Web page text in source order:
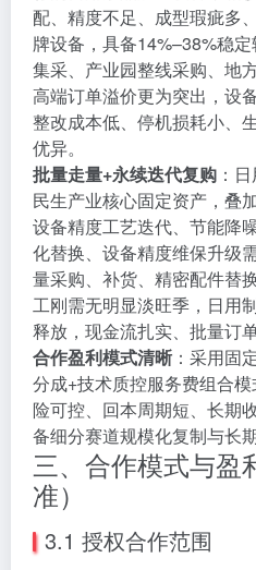
配、精度不足、成型瑕疵多
牌设备，具备14%–38%稳
集采、产业园整线采购、地
高端订单溢价更为突出，设
整改成本低、停机损耗小、
优异。
批量走量+永续迭代复购 ：
民生产业核心固定资产，叠
设备精度工艺迭代、节能降
化替换、设备精度维保升级
量采购、补货、精密配件替
工刚需无明显淡旺季，日用
释放，现金流扎实、批量订
合作盈利模式清晰 ：采用固
分成+技术质控服务费组合
险可控、回本周期短、长期
备细分赛道规模化复制与长
三、合作模式与盈
准）
3.1 授权合作范围